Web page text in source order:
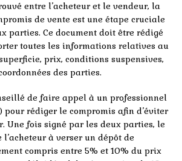
entre l’acheteur et le vendeur, la
de vente est une étape cruciale
parties. Ce document doit être rédigé
toutes les informations relatives au
prix, conditions suspensives,
des parties.
de faire appel à un professionnel
pour rédiger le compromis afin d’éviter
Une fois signé par les deux parties, le
l’acheteur à verser un dépôt de
compris entre 5% et 10% du prix